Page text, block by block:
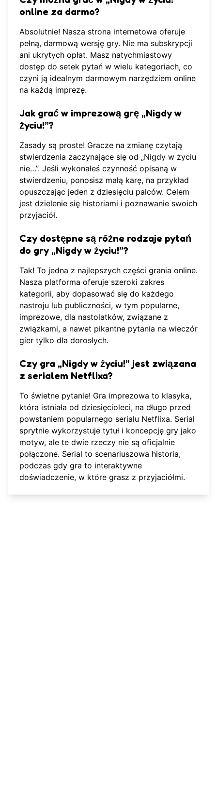
online za darmo?
Absolutnie! Nasza strona internetowa oferuje
pełną, darmową wersję gry. Nie ma subskrypcji
ani ukrytych opłat. Masz natychmiastowy
dostęp do setek pytań w wielu kategoriach, co
czyni ją idealnym darmowym narzędziem online
na każdą imprezę.
Jak grać w imprezową grę „Nigdy w
życiu!”?
Zasady są proste! Gracze na zmianę czytają
stwierdzenia zaczynające się od „Nigdy w życiu
nie…”. Jeśli wykonałeś czynność opisaną w
stwierdzeniu, ponosisz małą karę, na przykład
opuszczając jeden z dziesięciu palców. Celem
jest dzielenie się historiami i poznawanie swoich
przyjaciół.
Czy dostępne są różne rodzaje pytań
do gry „Nigdy w życiu!”?
Tak! To jedna z najlepszych części grania online.
Nasza platforma oferuje szeroki zakres
kategorii, aby dopasować się do każdego
nastroju lub publiczności, w tym popularne,
imprezowe, dla nastolatków, związane z
związkami, a nawet pikantne pytania na wieczór
gier tylko dla dorosłych.
Czy gra „Nigdy w życiu!” jest związana
z serialem Netflixa?
To świetne pytanie! Gra imprezowa to klasyka,
która istniała od dziesięcioleci, na długo przed
powstaniem popularnego serialu Netflixa. Serial
sprytnie wykorzystuje tytuł i koncepcję gry jako
motyw, ale te dwie rzeczy nie są oficjalnie
połączone. Serial to scenariuszowa historia,
podczas gdy gra to interaktywne
doświadczenie, w które grasz z przyjaciółmi.